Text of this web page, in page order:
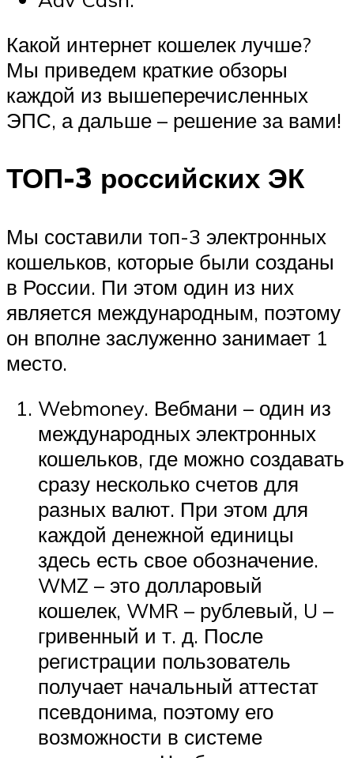
Какой интернет кошелек лучше?
Мы приведем краткие обзоры
каждой из вышеперечисленных
ЭПС, а дальше – решение за вами!
ТОП-3 российских ЭК
Мы составили топ-3 электронных
кошельков, которые были созданы
в России. Пи этом один из них
является международным, поэтому
он вполне заслуженно занимает 1
место.
Webmoney. Вебмани – один из
международных электронных
кошельков, где можно создавать
сразу несколько счетов для
разных валют. При этом для
каждой денежной единицы
здесь есть свое обозначение.
WMZ – это долларовый
кошелек, WMR – рублевый, U –
гривенный и т. д. После
регистрации пользователь
получает начальный аттестат
псевдонима, поэтому его
возможности в системе